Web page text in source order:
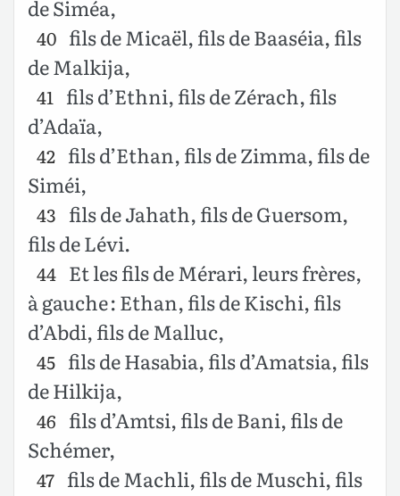
de Siméa,
40 fils de Micaël, fils de Baaséia, fils
de Malkija,
41 fils d’Ethni, fils de Zérach, fils
d’Adaïa,
42 fils d’Ethan, fils de Zimma, fils de
Siméi,
43 fils de Jahath, fils de Guersom,
fils de Lévi.
44 Et les fils de Mérari, leurs frères,
à gauche : Ethan, fils de Kischi, fils
d’Abdi, fils de Malluc,
45 fils de Hasabia, fils d’Amatsia, fils
de Hilkija,
46 fils d’Amtsi, fils de Bani, fils de
Schémer,
47 fils de Machli, fils de Muschi, fils